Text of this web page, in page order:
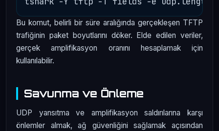
Bu komut, belirli bir süre aralığında gerçekleşen TFTP
trafiğinin paket boyutlarını döker. Elde edilen veriler,
gerçek amplifikasyon oranını hesaplamak için
kullanılabilir.
Savunma ve Önleme
UDP yansıtma ve amplifikasyon saldırılarına karşı
önlemler almak, ağ güvenliğini sağlamak açısından